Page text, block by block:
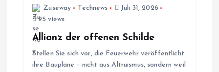
Zuseway Technews
Juli 31, 2026
95 views
Allianz der offenen Schilde
Stellen Sie sich vor, die Feuerwehr veröffentlicht
ihre Baupläne – nicht aus Altruismus, sondern weil